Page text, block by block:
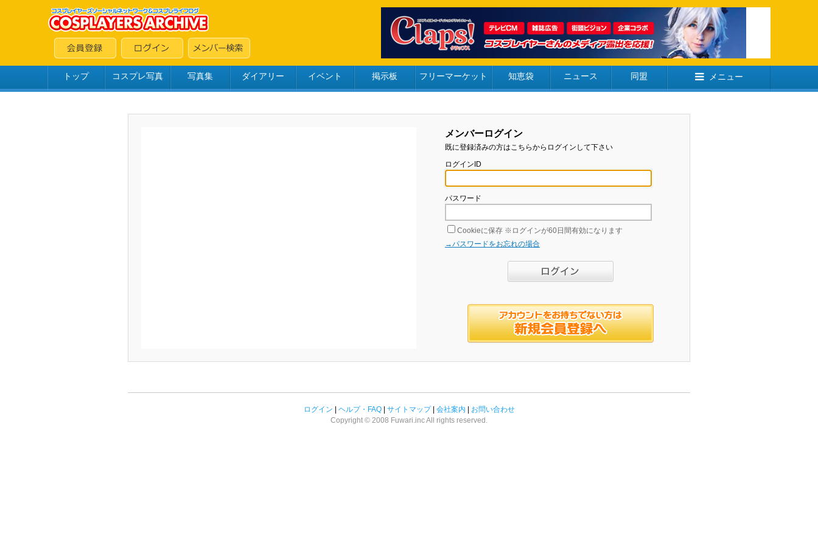
トップ コスプレ写真 写真集 ダイアリー イベント 掲示板 フリーマーケット 知恵袋 ニュース 同盟 メニュー
メンバーログイン
既に登録済みの方はこちらからログインして下さい
ログインID
パスワード
Cookieに保存 ※ログインが60日間有効になります
→パスワードをお忘れの場合
ログイン ヘルプ・FAQ| サイトマップ| 会社案内
お問い合わせ
Copyright © 2008 Fuwari.inc All rights reserved.